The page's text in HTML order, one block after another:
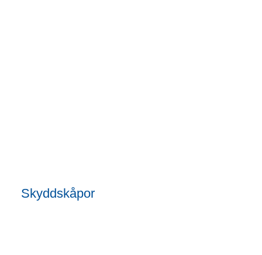
Skyddskåpor